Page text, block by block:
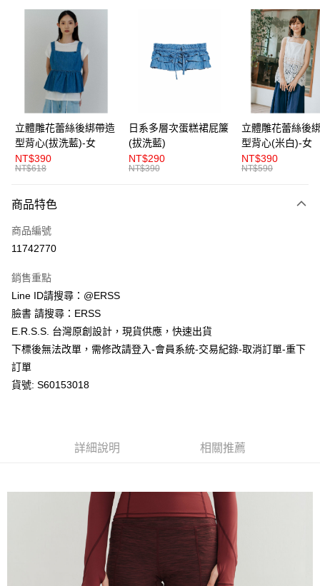
超商取貨付款
LINE Pay
Apple Pay
街口支付
悠遊付
AFTEE先享後付
相關說明
便利好安心！
２．便利：只要手機號碼，簡訊認證，即可結帳。
３．安心：先確認商品／服務後，再付款。
【「AFTEE先享後付」結帳流程】
１．於結帳方式選擇「AFTEE先享後付」後，將跳轉至「AFTEE先享後付」
結帳頁面，進行簡訊認證並確認金額後，即可完成結帳。
２．訂單成立數日內，您將收到繳費通知簡訊。
ATM／網路銀行／等多元方式進行付款，方視為交易完成。
※ 請注意：結帳手續完成當下不需立刻繳費，但若您需要取消訂單，請聯絡
購買商品的店家。未經商家同意取消之訂單仍視為有效，需透過AFTEE先享
後付繳納相關費用。
※ 交易是否成功請以「AFTEE先享後付 」之結帳頁面顯示為準，若有關於
１．透過由恩沛科技股份有限公司提供之「AFTEE先享後付」服務完成之交
https://aftee.tw/terms/#terms3
３．未成年的使用者請事先徵得法定代理人或監護人之同意方可使用
「AFTEE先享後付」，若未經同意申辦者引起之損失，本公司不負相關責
４．使用「AFTEE先享後付」時，將依據個別帳號之用戶狀況，依本公司即
時審查核予不同之上限額度；若仍有額度不足之情形，本公司將視審查結果
請求用戶進行身份認證。
運送方式
全家取貨付款
付款後全家取貨
每筆NT$80，滿NT$1,200(含以上)免運費
每筆NT$80，滿NT$1,200(含以上)免運費
付款後萊爾富取貨
每筆NT$80，滿NT$1,200(含以上)免運費
每筆NT$80，滿NT$1,200(含以上)免運費
每筆NT$80，滿NT$1,200(含以上)免運費
立體雕花蕾絲後綁帶造
型背心(拔洗藍)-女
NT$390
NT$618
日系多層次蛋糕裙屁簾
(拔洗藍)
NT$290
NT$390
立體雕花蕾絲後
型背心(米白)-女
NT$390
NT$590
商品特色
商品編號
11742770
銷售重點
Line ID請搜尋：@ERSS
臉書 請搜尋：ERSS
E.R.S.S. 台灣原創設計，現貨供應，快速出貨
下標後無法改單，需修改請登入-會員系統-交易紀錄-取消訂單-重下
訂單
貨號: S60153018
詳細說明 相關推薦